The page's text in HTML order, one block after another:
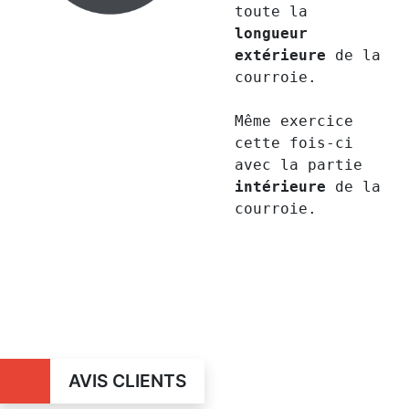
toute la
longueur
extérieure de la
courroie.
Même exercice
cette fois-ci
avec la partie
intérieure de la
courroie.
AVIS CLIENTS